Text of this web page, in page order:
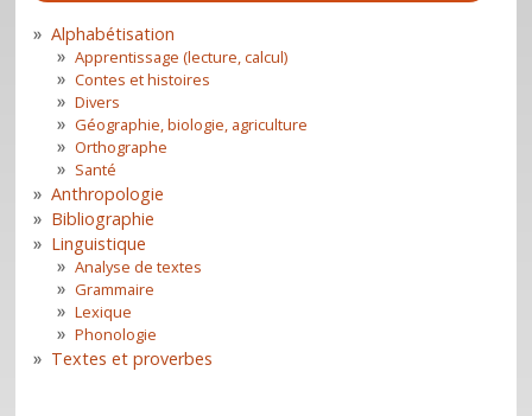
Alphabétisation
Apprentissage (lecture, calcul)
Contes et histoires
Divers
Géographie, biologie, agriculture
Orthographe
Santé
Anthropologie
Bibliographie
Linguistique
Analyse de textes
Grammaire
Lexique
Phonologie
Textes et proverbes